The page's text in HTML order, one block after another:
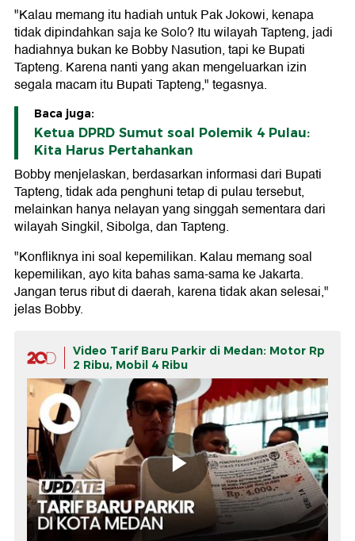
"Kalau memang itu hadiah untuk Pak Jokowi, kenapa
tidak dipindahkan saja ke Solo? Itu wilayah Tapteng, jadi
hadiahnya bukan ke Bobby Nasution, tapi ke Bupati
Tapteng. Karena nanti yang akan mengeluarkan izin
segala macam itu Bupati Tapteng," tegasnya.
Baca juga:
Ketua DPRD Sumut soal Polemik 4 Pulau:
Kita Harus Pertahankan
Bobby menjelaskan, berdasarkan informasi dari Bupati
Tapteng, tidak ada penghuni tetap di pulau tersebut,
melainkan hanya nelayan yang singgah sementara dari
wilayah Singkil, Sibolga, dan Tapteng.
"Konfliknya ini soal kepemilikan. Kalau memang soal
kepemilikan, ayo kita bahas sama-sama ke Jakarta.
Jangan terus ribut di daerah, karena tidak akan selesai,"
jelas Bobby.
Video Tarif Baru Parkir di Medan: Motor Rp
2 Ribu, Mobil 4 Ribu